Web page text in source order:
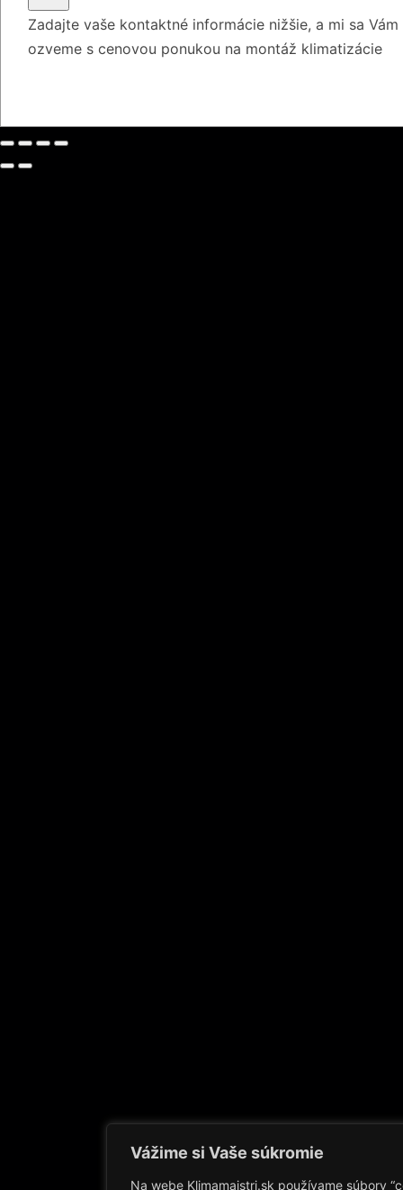
Vážime si Vaše súkromie
Na webe Klimamajstri.sk používame súbory
Zadajte vaše kontaktné informácie nižšie, a mi sa Vám
ozveme s cenovou ponukou na montáž klimatizácie